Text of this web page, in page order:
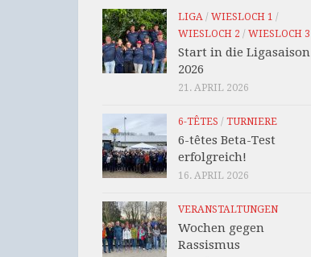
LIGA / WIESLOCH 1 /
WIESLOCH 2 / WIESLOCH 3
Start in die Ligasaison
2026
21. APRIL 2026
6-TÊTES / TURNIERE
6-têtes Beta-Test
erfolgreich!
16. APRIL 2026
VERANSTALTUNGEN
Wochen gegen
Rassismus